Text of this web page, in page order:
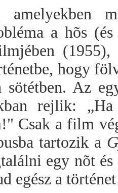
a hõs
hogy
sötétben. Az
rejlik:
Csak a film
tartozik a
egy nõt
egész a